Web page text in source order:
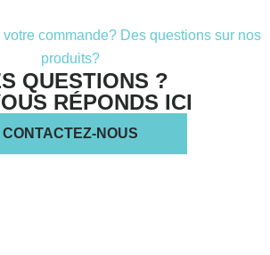
commande? Des questions sur nos
produits?
QUESTIONS ?
RÉPONDS ICI
CONTACTEZ-NOUS